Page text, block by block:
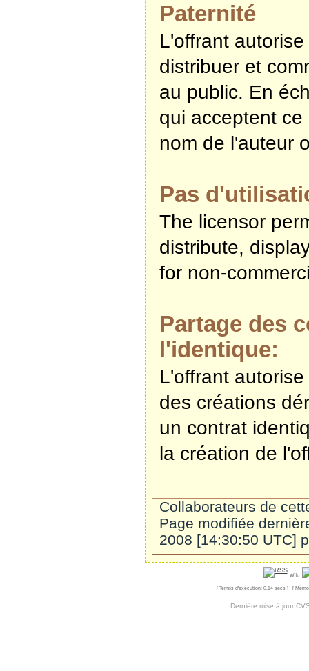
Paternité
L'offrant
distribuer et
au public. En
qui acceptent
nom de l'auteur
Pas
The licensor
distribute,
for non-
Partage des
l'identique:
L'offrant
des créations
un contrat
la création de
Collaborateurs de
Page modifiée
2008 [14:30:50 UTC]
Wiki
[ Temps d'exécution: 0.14 secs ] [
Dernière mise à jour